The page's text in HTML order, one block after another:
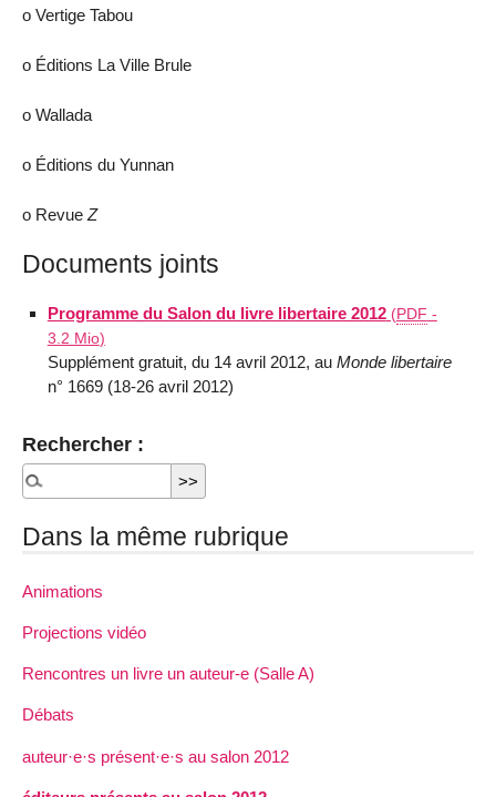
ο Vertige Tabou
ο Éditions La Ville Brule
ο Wallada
ο Éditions du Yunnan
ο Revue Z
Documents joints
Programme du Salon du livre libertaire 2012 (PDF -
3.2 Mio)
Supplément gratuit, du 14 avril 2012, au Monde libertaire
n° 1669 (18-26 avril 2012)
Rechercher :
Dans la même rubrique
Animations
Projections vidéo
Rencontres un livre un auteur-e (Salle A)
Débats
auteur·​​e·​​s présent·e·s au salon 2012